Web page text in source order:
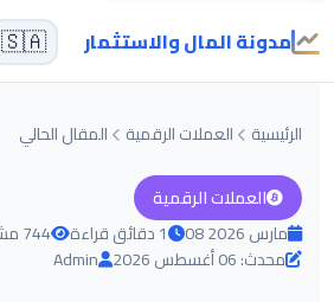
مدونة المال والاستثمار 🇸🇦
الرئيسية العملات الرقمية المقال الحالي
العملات الرقمية
08 مارس 2026
1 دقائق قراءة
744 مشاهدة
محدث: 06 أغسطس 2026
Admin